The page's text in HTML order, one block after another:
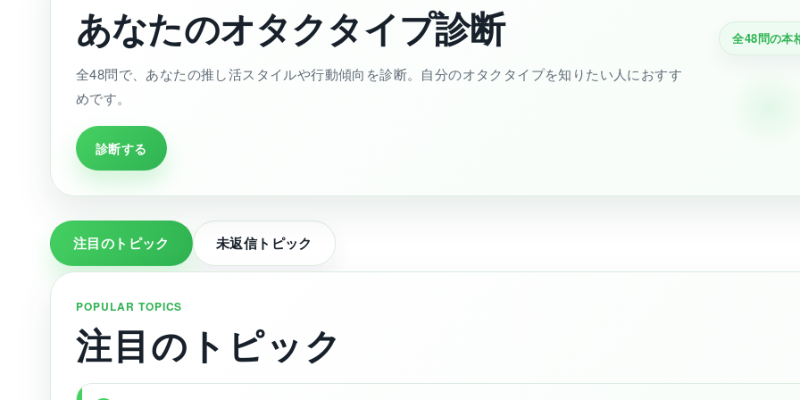
あなたのオタクタイプ診断
全48問で、あなたの推し活スタイルや行動傾向を診断。自分のオタクタイプを知りたい人におすす
めです。
診断する
全48問の本
注目のトピック 未返信トピック
POPULAR TOPICS
注目のトピック